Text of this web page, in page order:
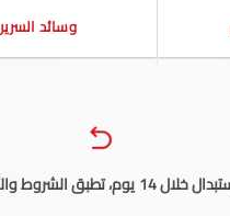
وسائد السرير
خلال 14 يوم، تطبق الشروط والأحكام